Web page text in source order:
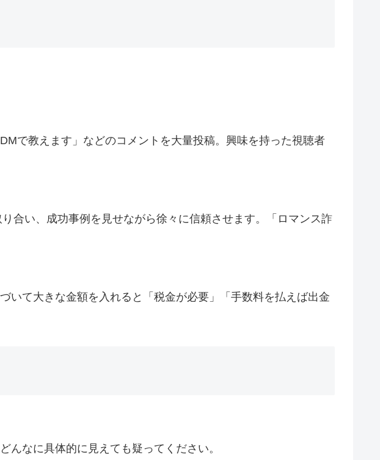
で教えます」などのコメントを大量投稿。興味を持った視聴者
合い、成功事例を見せながら徐々に信頼させます。「ロマンス詐
いて大きな金額を入れると「税金が必要」「手数料を払えば出金
んなに具体的に見えても疑ってください。